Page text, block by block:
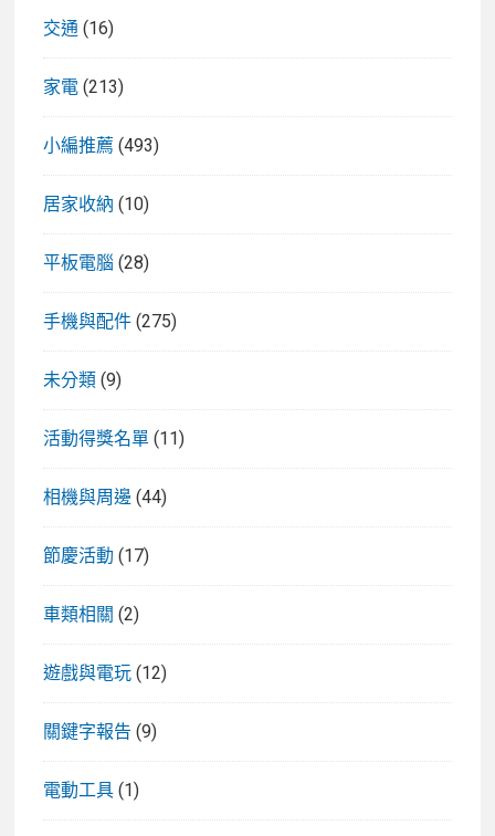
交通 (16)
家電 (213)
小編推薦 (493)
居家收納 (10)
平板電腦 (28)
手機與配件 (275)
未分類 (9)
活動得獎名單 (11)
相機與周邊 (44)
節慶活動 (17)
車類相關 (2)
遊戲與電玩 (12)
關鍵字報告 (9)
電動工具 (1)